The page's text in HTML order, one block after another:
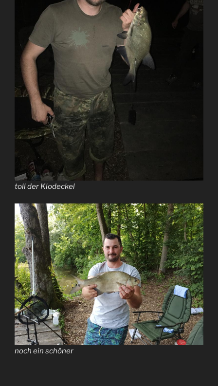
toll der Klodeckel
noch ein schöner